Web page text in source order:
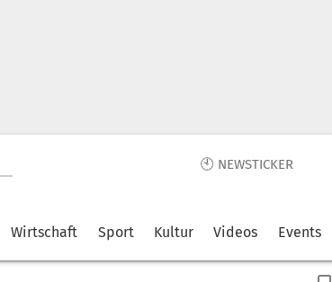
🕙 NEWSTICKER
Wirtschaft Sport Kultur Videos Events